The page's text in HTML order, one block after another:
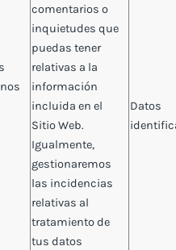
comentarios o
inquietudes que
puedas tener
relativas a la
información
incluida en el
Sitio Web.
Igualmente,
gestionaremos
las incidencias
relativas al
tratamiento de
tus datos
Datos